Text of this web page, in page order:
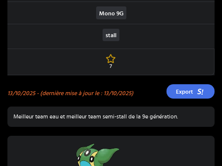
Mono 9G
stall
7
13/10/2025 - (dernière mise à jour le : 13/10/2025) Export
Meilleur team eau et meilleur team semi-stall de la 9e génération.